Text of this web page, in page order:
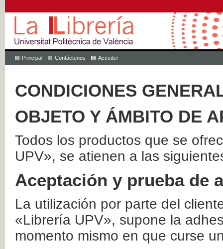
Principal Contáctenos Acceder
CONDICIONES
OBJETO Y ÁMBITO DE
Todos los productos que se
UPV», se atienen a las
Aceptación y prueba de
La utilización por parte del
«Librería UPV», supone la
momento mismo en que curse